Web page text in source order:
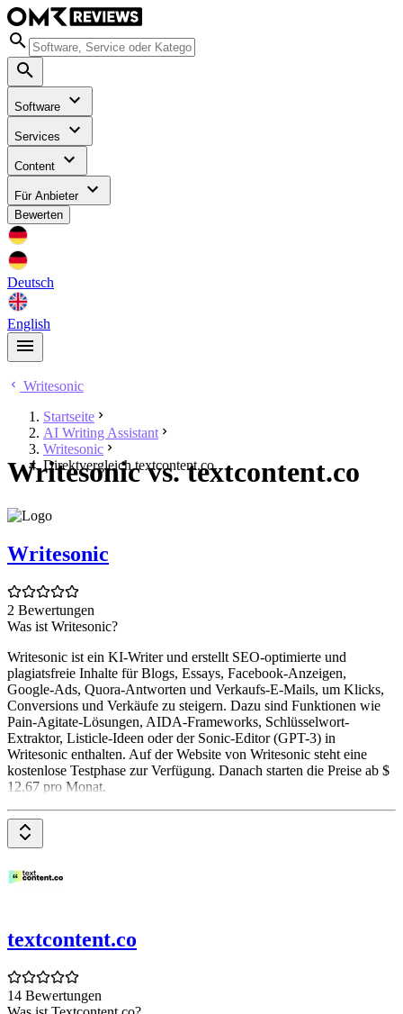
Software
Services
Content
Für Anbieter
Bewerten
Deutsch
English
Writesonic
Startseite
AI Writing Assistant
Writesonic
Direktvergleich textcontent.co
Writesonic vs. textcontent.co
Writesonic
2 Bewertungen
Was ist Writesonic?
Writesonic ist ein KI-Writer und erstellt SEO-optimierte und
plagiatsfreie Inhalte für Blogs, Essays, Facebook-Anzeigen,
Google-Ads, Quora-Antworten und Verkaufs-E-Mails, um Klicks,
Conversions und Verkäufe zu steigern. Dazu sind Funktionen wie
Pain-Agitate-Lösungen, AIDA-Frameworks, Schlüsselwort-
Extraktor, Listicle-Ideen oder der Sonic-Editor (GPT-3) in
Writesonic enthalten. Auf der Website von Writesonic steht eine
kostenlose Testphase zur Verfügung. Danach starten die Preise ab $
12,67 pro Monat.
textcontent.co
14 Bewertungen